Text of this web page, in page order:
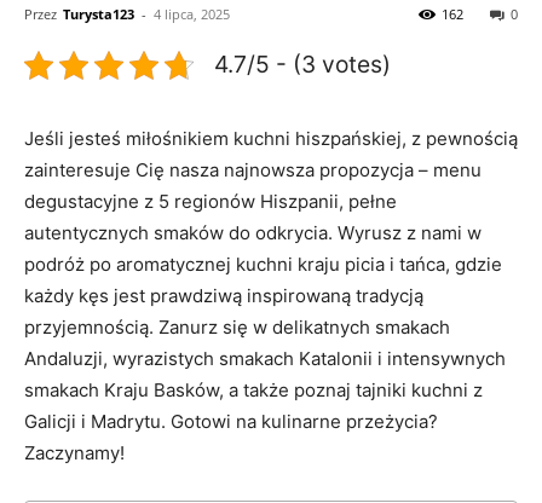
Przez Turysta123 - 4 lipca, 2025 0
162
4.7/5 - (3 votes)
Jeśli jesteś miłośnikiem kuchni hiszpańskiej, z pewnością
zainteresuje Cię nasza najnowsza propozycja – menu
degustacyjne z 5 regionów Hiszpanii, pełne
autentycznych smaków do odkrycia. Wyrusz z nami w
podróż po aromatycznej kuchni kraju picia i tańca, gdzie
każdy kęs jest prawdziwą inspirowaną tradycją
przyjemnością. Zanurz się w delikatnych smakach
Andaluzji, wyrazistych smakach Katalonii i intensywnych
smakach Kraju Basków, a także poznaj tajniki kuchni z
Galicji i Madrytu. Gotowi na kulinarne przeżycia?
Zaczynamy!